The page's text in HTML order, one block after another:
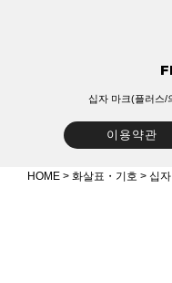
십자 마크(플러스/
이용약관
HOME > 화살표・기호 > 십